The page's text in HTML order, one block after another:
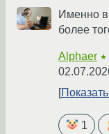
Именно
более
Alphaer
1